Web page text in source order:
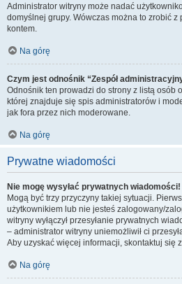
Administrator witryny może nadać
domyślnej grupy. Wówczas można to zrobić
kontem.
Na górę
Czym jest odnośnik “Zespół
Odnośnik ten prowadzi do strony z listą osób
której znajduje się spis administratorów i
jak fora przez nich moderowane.
Na górę
Prywatne wiadomości
Nie mogę wysyłać prywatnych wiadomości!
Mogą być trzy przyczyny takiej sytuacji.
użytkownikiem lub nie jesteś zalogowany/
witryny wyłączył przesyłanie prywatnych
– administrator witryny uniemożliwił ci
Aby uzyskać więcej informacji, skontaktuj się
Na górę